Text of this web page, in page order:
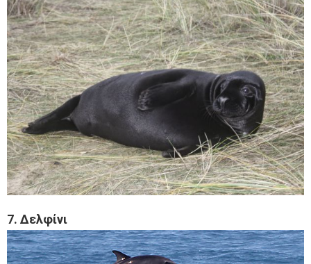
7. Δελφίνι